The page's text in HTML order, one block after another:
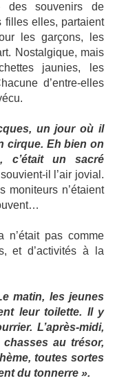
des souvenirs de
filles elles, partaient
les garçons, les
Nostalgique, mais
jaunies, les
d’entre-elles
un jour où il
cirque. Eh bien on
c’était un sacré
il l’air jovial.
moniteurs n’étaient
n’était pas comme
et d’activités à la
matin, les jeunes
leur toilette. Il y
L’après-midi,
au trésor,
toutes sortes
du tonnerre ».